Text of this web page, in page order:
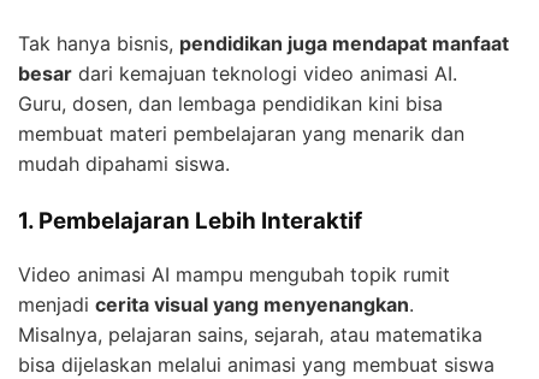
Tak hanya bisnis, pendidikan juga mendapat manfaat
besar dari kemajuan teknologi video animasi AI.
Guru, dosen, dan lembaga pendidikan kini bisa
membuat materi pembelajaran yang menarik dan
mudah dipahami siswa.
1. Pembelajaran Lebih Interaktif
Video animasi AI mampu mengubah topik rumit
menjadi cerita visual yang menyenangkan.
Misalnya, pelajaran sains, sejarah, atau matematika
bisa dijelaskan melalui animasi yang membuat siswa